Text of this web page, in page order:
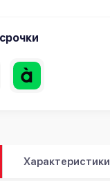
Характеристики